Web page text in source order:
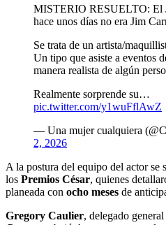
MISTERIO RESUELTO: El
hace unos días no era Jim
Se trata de un artista/
Un tipo que asiste a eventos
manera realista de algún
Realmente sorprende su…
pic.twitter.com/y1wuFflAwZ
— Una mujer cualquiera
2, 2026
A la postura del equipo del actor se
los Premios César, quienes
planeada con ocho meses de
Gregory Caulier, delegado